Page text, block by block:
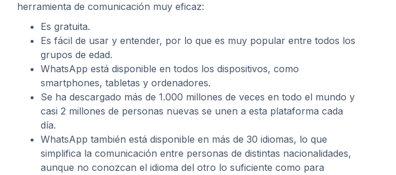
herramienta de comunicación muy eficaz:
Es gratuita.
Es fácil de usar y entender, por lo que es muy popular entre todos los
grupos de edad.
WhatsApp está disponible en todos los dispositivos, como
smartphones, tabletas y ordenadores.
Se ha descargado más de 1.000 millones de veces en todo el mundo y
casi 2 millones de personas nuevas se unen a esta plataforma cada
día.
WhatsApp también está disponible en más de 30 idiomas, lo que
simplifica la comunicación entre personas de distintas nacionalidades,
aunque no conozcan el idioma del otro lo suficiente como para